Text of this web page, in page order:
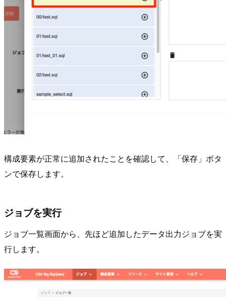
構成要素が正常に追加されたことを確認して、「保存」ボタ
ンで保存します。
ジョブを実行
ジョブ一覧画面から、先ほど追加したデータ出力ジョブを実
行します。